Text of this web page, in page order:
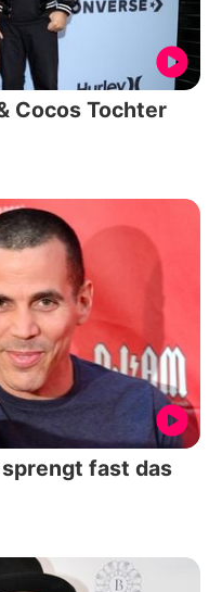
Cocos Tochter
fast das